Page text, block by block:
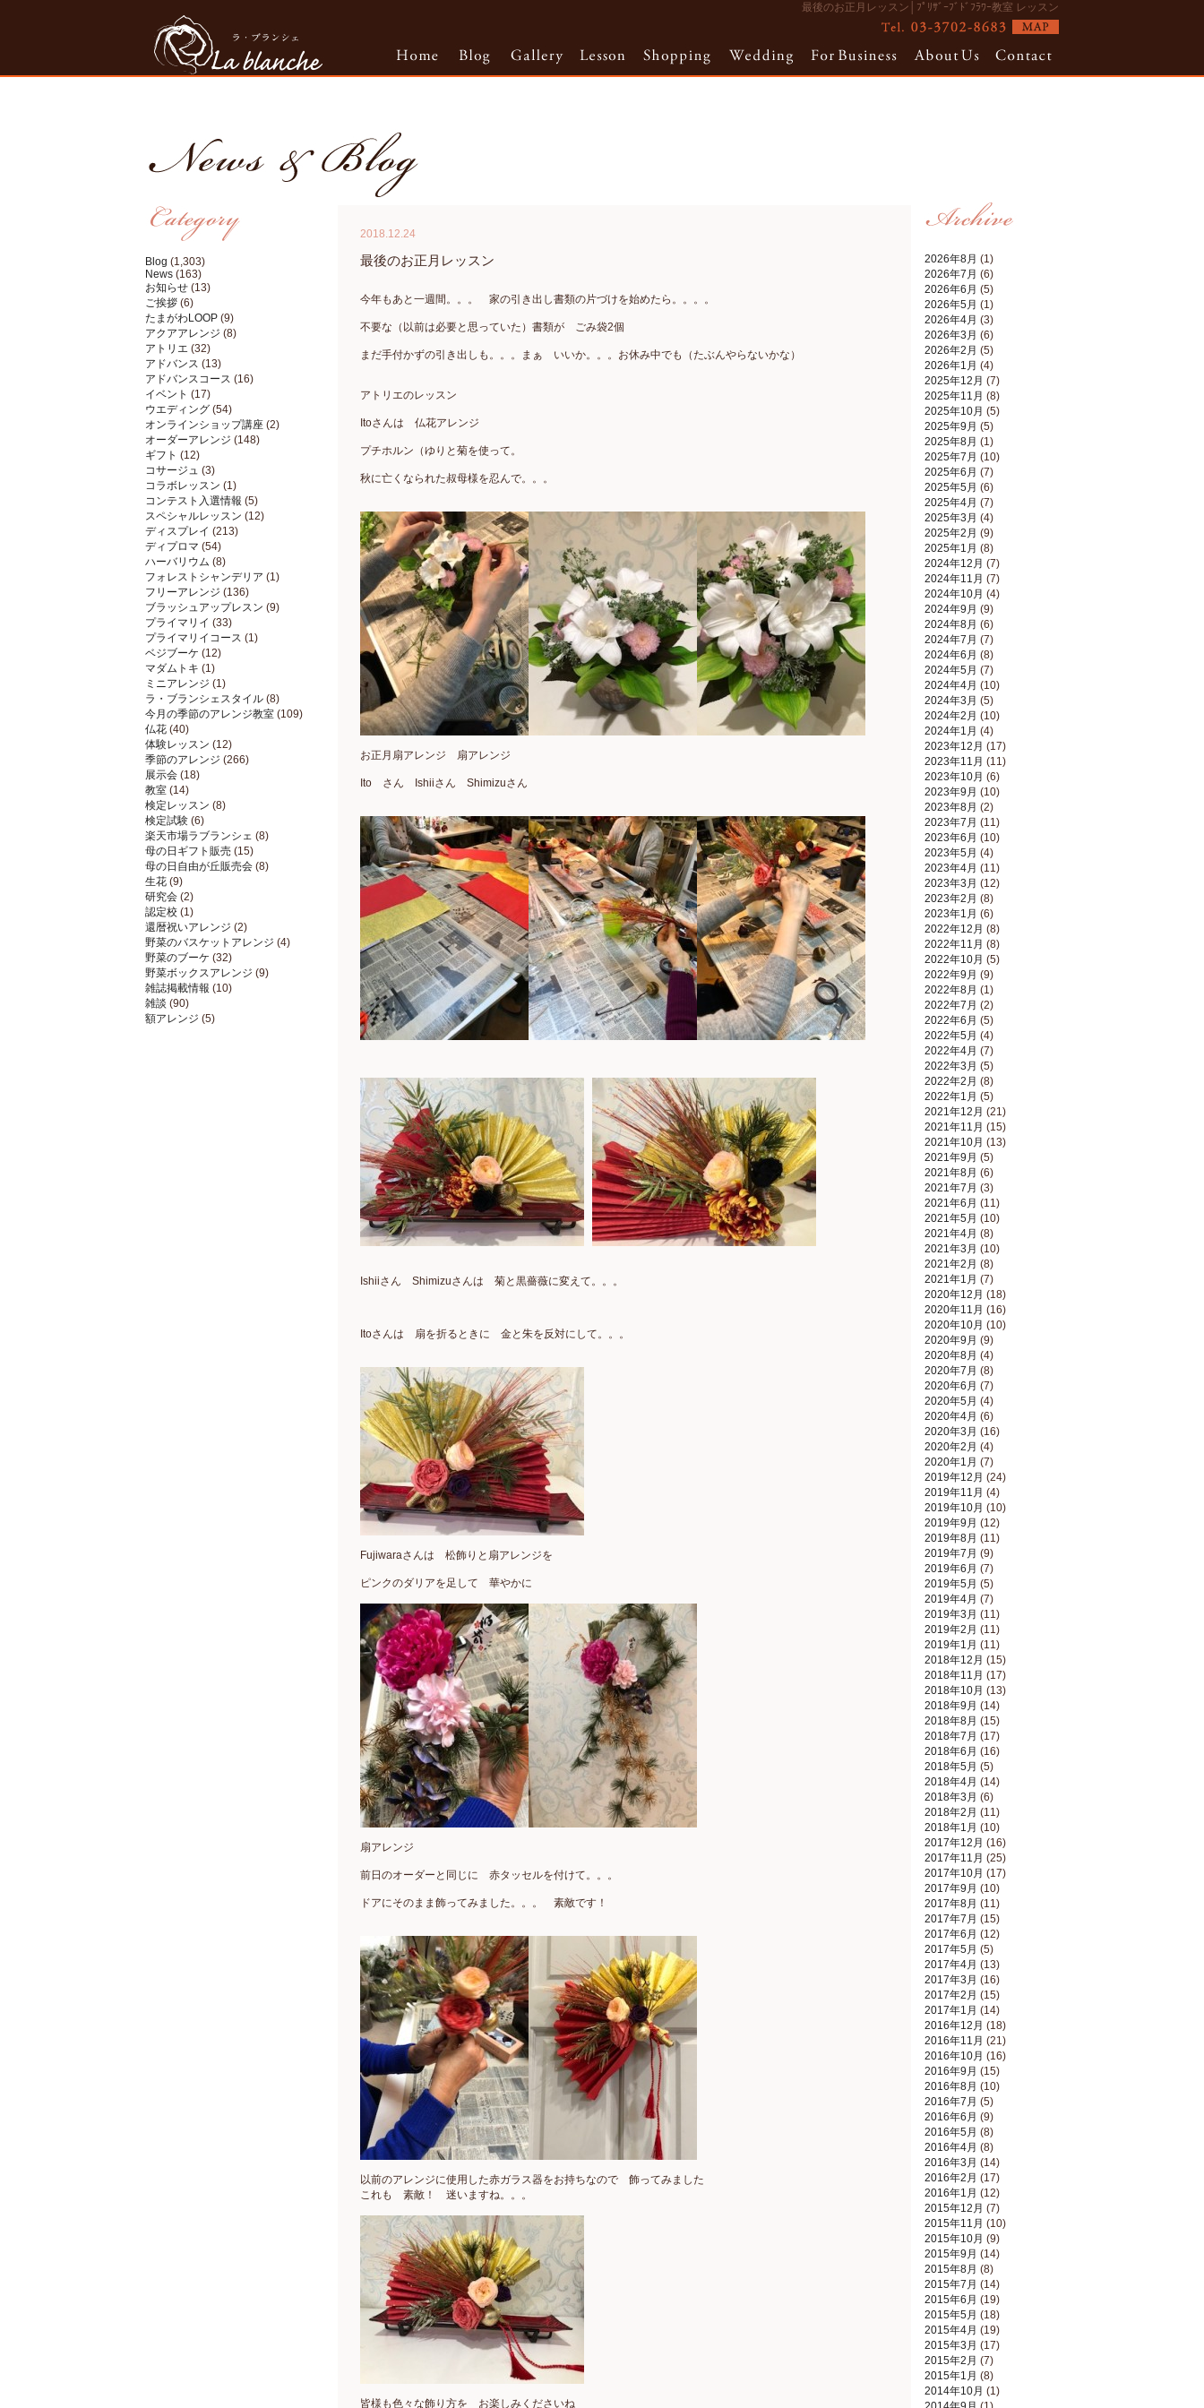
最後のお正月レッスン│ﾌﾟﾘｻﾞｰﾌﾞﾄﾞﾌﾗﾜｰ教室 レッスン
Blog (1,303)
News (163)
お知らせ (13)
ご挨拶 (6)
たまがわLOOP (9)
アクアアレンジ (8)
アトリエ (32)
アドバンス (13)
アドバンスコース (16)
イベント (17)
ウエディング (54)
オンラインショップ講座 (2)
オーダーアレンジ (148)
ギフト (12)
コサージュ (3)
コラボレッスン (1)
コンテスト入選情報 (5)
スペシャルレッスン (12)
ディスプレイ (213)
ディプロマ (54)
ハーバリウム (8)
フォレストシャンデリア (1)
フリーアレンジ (136)
ブラッシュアップレスン (9)
プライマリイ (33)
プライマリイコース (1)
ベジブーケ (12)
マダムトキ (1)
ミニアレンジ (1)
ラ・ブランシェスタイル (8)
今月の季節のアレンジ教室 (109)
仏花 (40)
体験レッスン (12)
季節のアレンジ (266)
展示会 (18)
教室 (14)
検定レッスン (8)
検定試験 (6)
楽天市場ラブランシェ (8)
母の日ギフト販売 (15)
母の日自由が丘販売会 (8)
生花 (9)
研究会 (2)
認定校 (1)
還暦祝いアレンジ (2)
野菜のバスケットアレンジ (4)
野菜のブーケ (32)
野菜ボックスアレンジ (9)
雑誌掲載情報 (10)
雑談 (90)
額アレンジ (5)
2026年8月 (1)
2026年7月 (6)
2026年6月 (5)
2026年5月 (1)
2026年4月 (3)
2026年3月 (6)
2026年2月 (5)
2026年1月 (4)
2025年12月 (7)
2025年11月 (8)
2025年10月 (5)
2025年9月 (5)
2025年8月 (1)
2025年7月 (10)
2025年6月 (7)
2025年5月 (6)
2025年4月 (7)
2025年3月 (4)
2025年2月 (9)
2025年1月 (8)
2024年12月 (7)
2024年11月 (7)
2024年10月 (4)
2024年9月 (9)
2024年8月 (6)
2024年7月 (7)
2024年6月 (8)
2024年5月 (7)
2024年4月 (10)
2024年3月 (5)
2024年2月 (10)
2024年1月 (4)
2023年12月 (17)
2023年11月 (11)
2023年10月 (6)
2023年9月 (10)
2023年8月 (2)
2023年7月 (11)
2023年6月 (10)
2023年5月 (4)
2023年4月 (11)
2023年3月 (12)
2023年2月 (8)
2023年1月 (6)
2022年12月 (8)
2022年11月 (8)
2022年10月 (5)
2022年9月 (9)
2022年8月 (1)
2022年7月 (2)
2022年6月 (5)
2022年5月 (4)
2022年4月 (7)
2022年3月 (5)
2022年2月 (8)
2022年1月 (5)
2021年12月 (21)
2021年11月 (15)
2021年10月 (13)
2021年9月 (5)
2021年8月 (6)
2021年7月 (3)
2021年6月 (11)
2021年5月 (10)
2021年4月 (8)
2021年3月 (10)
2021年2月 (8)
2021年1月 (7)
2020年12月 (18)
2020年11月 (16)
2020年10月 (10)
2020年9月 (9)
2020年8月 (4)
2020年7月 (8)
2020年6月 (7)
2020年5月 (4)
2020年4月 (6)
2020年3月 (16)
2020年2月 (4)
2020年1月 (7)
2019年12月 (24)
2019年11月 (4)
2019年10月 (10)
2019年9月 (12)
2019年8月 (11)
2019年7月 (9)
2019年6月 (7)
2019年5月 (5)
2019年4月 (7)
2019年3月 (11)
2019年2月 (11)
2019年1月 (11)
2018年12月 (15)
2018年11月 (17)
2018年10月 (13)
2018年9月 (14)
2018年8月 (15)
2018年7月 (17)
2018年6月 (16)
2018年5月 (5)
2018年4月 (14)
2018年3月 (6)
2018年2月 (11)
2018年1月 (10)
2017年12月 (16)
2017年11月 (25)
2017年10月 (17)
2017年9月 (10)
2017年8月 (11)
2017年7月 (15)
2017年6月 (12)
2017年5月 (5)
2017年4月 (13)
2017年3月 (16)
2017年2月 (15)
2017年1月 (14)
2016年12月 (18)
2016年11月 (21)
2016年10月 (16)
2016年9月 (15)
2016年8月 (10)
2016年7月 (5)
2016年6月 (9)
2016年5月 (8)
2016年4月 (8)
2016年3月 (14)
2016年2月 (17)
2016年1月 (12)
2015年12月 (7)
2015年11月 (10)
2015年10月 (9)
2015年9月 (14)
2015年8月 (8)
2015年7月 (14)
2015年6月 (19)
2015年5月 (18)
2015年4月 (19)
2015年3月 (17)
2015年2月 (7)
2015年1月 (8)
2014年10月 (1)
2018.12.24
最後のお正月レッスン
今年もあと一週間。。。 家の引き出し書類の片づけを始めたら。。。。
不要な（以前は必要と思っていた）書類が ごみ袋2個
まだ手付かずの引き出しも。。。まぁ いいか。。。お休み中でも（たぶんやらないかな）
アトリエのレッスン
Itoさんは 仏花アレンジ
プチホルン（ゆりと菊を使って。
秋に亡くなられた叔母様を忍んで。。。
お正月扇アレンジ 扇アレンジ
Ito さん Ishiiさん Shimizuさん
Ishiiさん Shimizuさんは 菊と黒薔薇に変えて。。。
Itoさんは 扇を折るときに 金と朱を反対にして。。。
Fujiwaraさんは 松飾りと扇アレンジを
ピンクのダリアを足して 華やかに
扇アレンジ
前日のオーダーと同じに 赤タッセルを付けて。。。
ドアにそのまま飾ってみました。。。 素敵です！
以前のアレンジに使用した赤ガラス器をお持ちなので 飾ってみました
これも 素敵！ 迷いますね。。。
皆様も色々な飾り方を お楽しみくださいね